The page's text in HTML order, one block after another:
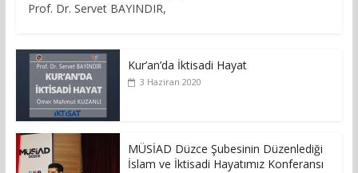
Prof. Dr. Servet BAYINDIR,
Kur’an’da İktisadi Hayat
3 Haziran 2020
MÜSİAD Düzce Şubesinin Düzenlediği
İslam ve İktisadi Hayatımız Konferansı